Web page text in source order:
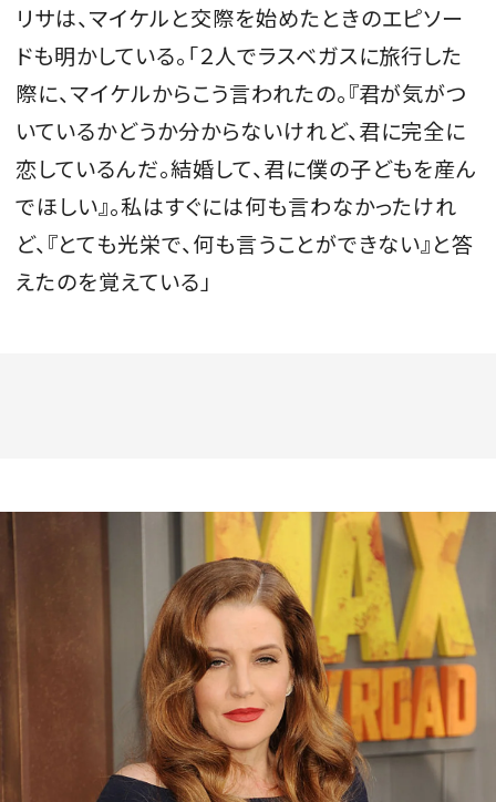
リサは、マイケルと交際を始めたときのエピソー
ドも明かしている。「２人でラスベガスに旅行した
際に、マイケルからこう言われたの。『君が気がつ
いているかどうか分からないけれど、君に完全に
恋しているんだ。結婚して、君に僕の子どもを産ん
でほしい』。私はすぐには何も言わなかったけれ
ど、『とても光栄で、何も言うことができない』と答
えたのを覚えている」